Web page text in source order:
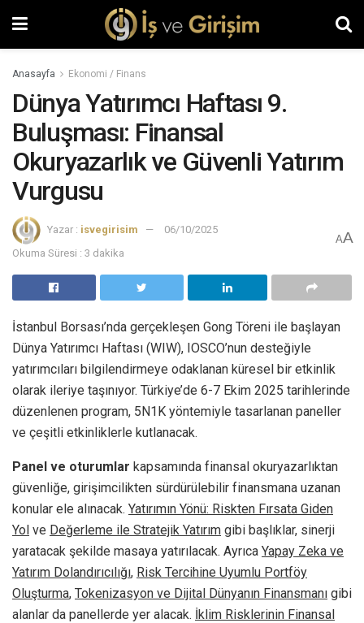
Anasayfa Ekonomi / Finans
Dünya Yatırımcı Haftası 9.
Buluşması: Finansal
Okuryazarlık ve Güvenli Yatırım
Vurgusu
Yazar : isvegirisim
06/10/2025
Okuma Süresi : 3 dakika
AA
İstanbul Borsası’nda gerçekleşen Gong Töreni ile başlayan
Dünya Yatırımcı Haftası (WIW), IOSCO’nun desteğiyle
yatırımcıları bilgilendirmeye odaklanan küresel bir etkinlik
olarak ileriye taşınıyor. Türkiye’de 6-7 Ekim 2025 tarihlerinde
düzenlenen program, 5N1K yöntemiyle tasarlanan paneller
ve çeşitli etkinliklerle kutlanacak.
Panel ve oturumlar kapsamında finansal okuryazarlıktan
güvenliğe, girişimcilikten sürdürülebilir finansmana uzanan
konular ele alınacak. Yatırımın Yönü: Riskten Fırsata Giden
Yol ve Değerleme ile Stratejik Yatırım gibi başlıklar, sinerji
yaratacak şekilde masaya yatırılacak. Ayrıca Yapay Zeka ve
Yatırım Dolandırıcılığı, Risk Tercihine Uyumlu Portföy
Oluşturma, Tokenizasyon ve Dijital Dünyanın Finansmanı gibi
alanlar da panellerde yer alacak. İklim Risklerinin Finansal